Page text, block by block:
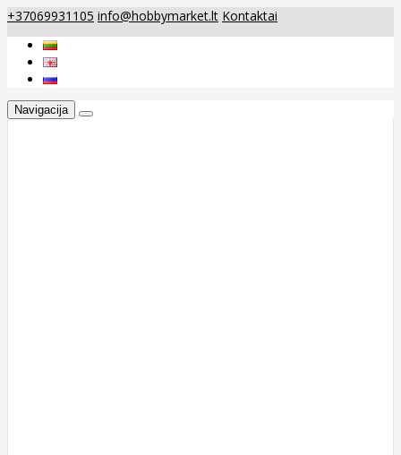
+37069931105 info@hobbymarket.lt Kontaktai
Navigacija